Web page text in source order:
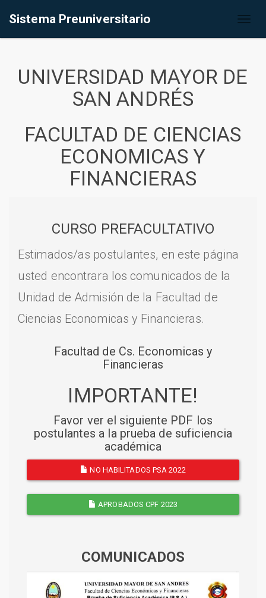
Sistema Preuniversitario
UNIVERSIDAD MAYOR DE
SAN ANDRÉS
FACULTAD DE CIENCIAS
ECONOMICAS Y
FINANCIERAS
CURSO PREFACULTATIVO
Estimados/as postulantes, en este página
usted encontrara los comunicados de la
Unidad de Admisión de la Facultad de
Ciencias Economicas y Financieras.
Facultad de Cs. Economicas y
Financieras
IMPORTANTE!
Favor ver el siguiente PDF los
postulantes a la prueba de suficiencia
académica
NO HABILITADOS PSA 2022
APROBADOS CPF 2023
COMUNICADOS